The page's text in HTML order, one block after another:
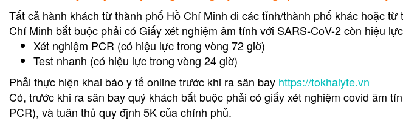
Tất cả hành khách từ thành phố Hồ Chí Minh đi các tỉnh/thành phố khác hoặc
Chí Minh bắt buộc phải có Giấy xét nghiệm âm tính với SARS-CoV-2 còn hiệu lực
Xét nghiệm PCR (có hiệu lực trong vòng 72 giờ)
Test nhanh (có hiệu lực trong vòng 24 giờ)
Phải thực hiện khai báo y tế online trước khi ra sân bay https://tokhaiyte.vn
Có, trước khi ra sân bay quý khách bắt buộc phải có giấy xét nghiệm covid âm
PCR), và tuân thủ quy định 5K của chính phủ.